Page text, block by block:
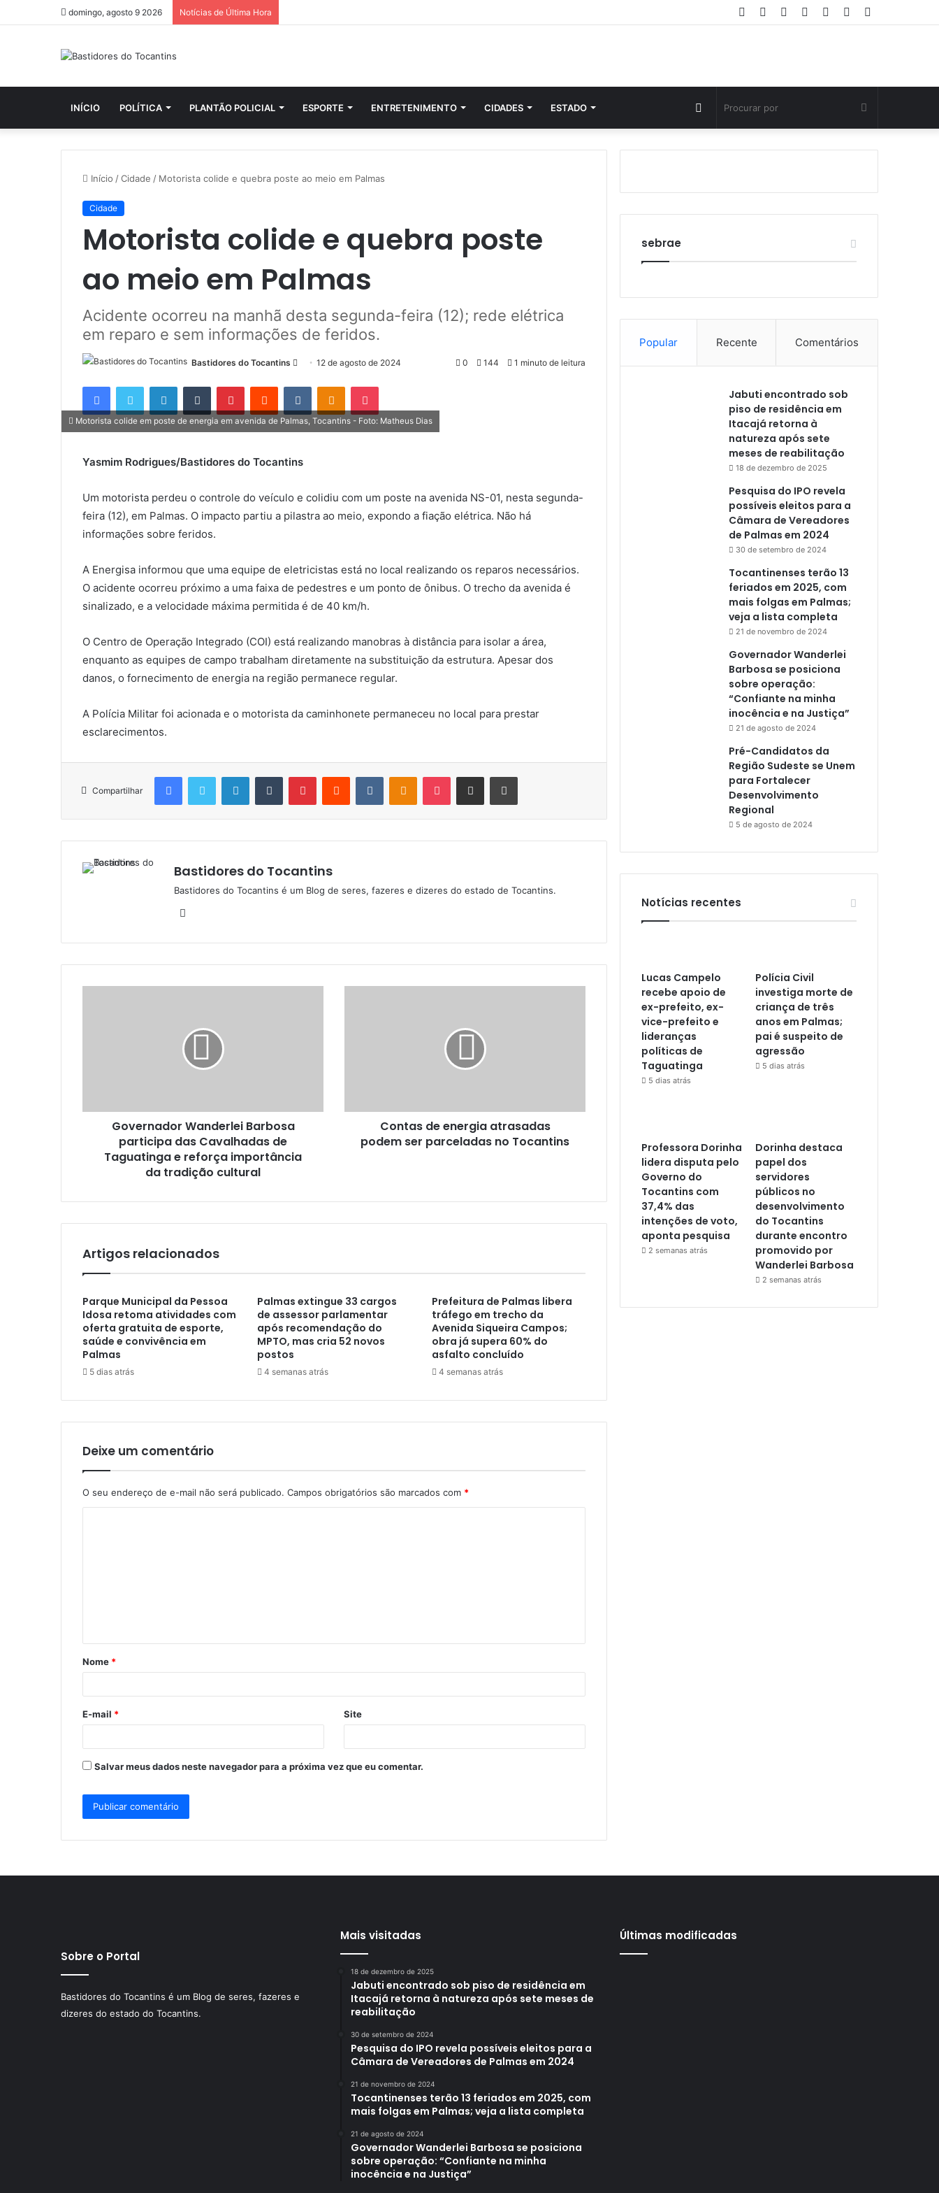
domingo, agosto 9 2026 Notícias de Última Hora
Artigo
Entrar
Instagram
YouTube
Twitter
Facebook
INÍCIO POLÍTICA PLANTÃO POLICIAL ESPORTE ENTRETENIMENTO CIDADES ESTADO
por
Switch
skin
Início /Cidade / Motorista colide e quebra poste ao meio em Palmas
Cidade
Motorista colide e quebra poste
ao meio em Palmas
Acidente ocorreu na manhã desta segunda-feira (12); rede elétrica
em reparo e sem informações de feridos.
Bastidores do Tocantins
n
d
m
-
m
12 de agosto de 2024 0 144 1 minuto de leitura
Motorista colide em poste de energia em avenida de Palmas, Tocantins - Foto: Matheus Dias
Yasmim Rodrigues/Bastidores do Tocantins
Um motorista perdeu o controle do veículo e colidiu com um poste na avenida NS-01, nesta segunda-
feira (12), em Palmas. O impacto partiu a pilastra ao meio, expondo a fiação elétrica. Não há
informações sobre feridos.
A Energisa informou que uma equipe de eletricistas está no local realizando os reparos necessários.
O acidente ocorreu próximo a uma faixa de pedestres e um ponto de ônibus. O trecho da avenida é
sinalizado, e a velocidade máxima permitida é de 40 km/h.
O Centro de Operação Integrado (COI) está realizando manobras à distância para isolar a área,
enquanto as equipes de campo trabalham diretamente na substituição da estrutura. Apesar dos
danos, o fornecimento de energia na região permanece regular.
A Polícia Militar foi acionada e o motorista da caminhonete permaneceu no local para prestar
esclarecimentos.
Compartilhar
Bastidores do Tocantins
Bastidores do Tocantins é um Blog de seres, fazeres e dizeres do estado de Tocantins.
b
s
Governador Wanderlei Barbosa
participa das Cavalhadas de
Taguatinga e reforça importância
da tradição cultural
Contas de energia atrasadas
podem ser parceladas no Tocantins
Artigos relacionados
Parque Municipal da Pessoa
Idosa retoma atividades com
oferta gratuita de esporte,
saúde e convivência em
Palmas
5 dias atrás
Palmas extingue 33 cargos
de assessor parlamentar
após recomendação do
MPTO, mas cria 52 novos
postos
4 semanas atrás
Prefeitura de Palmas libera
tráfego em trecho da
Avenida Siqueira Campos;
obra já supera 60% do
asfalto concluído
4 semanas atrás
Deixe um comentário
O seu endereço de e-mail não será publicado. Campos obrigatórios são marcados com *
á
r
*
Nome *
E-mail * Site
Salvar meus dados neste navegador para a próxima vez que eu comentar.
sebrae
Popular Recente Comentários
Jabuti encontrado sob
piso de residência em
Itacajá retorna à
natureza após sete
meses de reabilitação
18 de dezembro de 2025
Pesquisa do IPO revela
possíveis eleitos para a
Câmara de Vereadores
de Palmas em 2024
30 de setembro de 2024
Tocantinenses terão 13
feriados em 2025, com
mais folgas em Palmas;
veja a lista completa
21 de novembro de 2024
Governador Wanderlei
Barbosa se posiciona
sobre operação:
“Confiante na minha
inocência e na Justiça”
21 de agosto de 2024
Pré-Candidatos da
Região Sudeste se Unem
para Fortalecer
Desenvolvimento
Regional
5 de agosto de 2024
Notícias recentes
Lucas Campelo
recebe apoio de
ex-prefeito, ex-
vice-prefeito e
lideranças
políticas de
Taguatinga
5 dias atrás
Polícia Civil
investiga morte de
criança de três
anos em Palmas;
pai é suspeito de
agressão
5 dias atrás
Professora Dorinha
lidera disputa pelo
Governo do
Tocantins com
37,4% das
intenções de voto,
aponta pesquisa
2 semanas atrás
Dorinha destaca
papel dos
servidores
públicos no
desenvolvimento
do Tocantins
durante encontro
promovido por
Wanderlei Barbosa
2 semanas atrás
Sobre o Portal
Bastidores do Tocantins é um Blog de seres, fazeres e
dizeres do estado do Tocantins.
Mais visitadas
18 de dezembro de 2025
Jabuti encontrado sob piso de residência em
Itacajá retorna à natureza após sete meses de
reabilitação
30 de setembro de 2024
Pesquisa do IPO revela possíveis eleitos para a
Câmara de Vereadores de Palmas em 2024
21 de novembro de 2024
Tocantinenses terão 13 feriados em 2025, com
mais folgas em Palmas; veja a lista completa
21 de agosto de 2024
Governador Wanderlei Barbosa se posiciona
sobre operação: “Confiante na minha
inocência e na Justiça”
Últimas modificadas